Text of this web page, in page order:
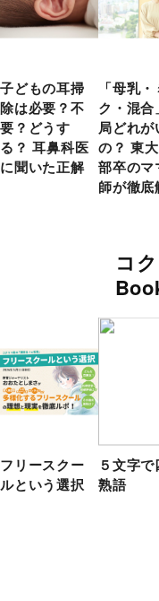
子どもの耳掃
除は必要？不
要？どうす
る？ 耳鼻科医
に聞いた正解
「母乳
ク・混合
局どれが
の？ 東
部卒のマ
師が徹底
コ
フリースクー
ルという選択
５文字で
熟語